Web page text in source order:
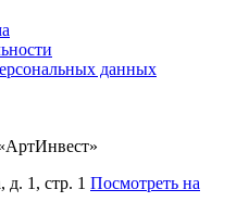
данных
д. 1, стр. 1 Посмотреть на